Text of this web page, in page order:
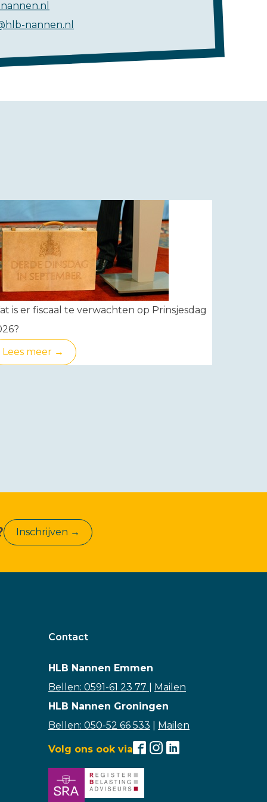
nannen.nl
is er fiscaal te verwachten op Prinsjesdag
Lees meer →
Inschrijven →
Contact
HLB Nannen Emmen
Bellen: 0591-61 23 77
Mailen
HLB Nannen Groningen
Bellen: 050-52 66 533
Mailen
Volg ons ook via